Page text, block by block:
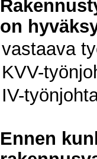
on
vastaava
KVV-
IV-
Ennen